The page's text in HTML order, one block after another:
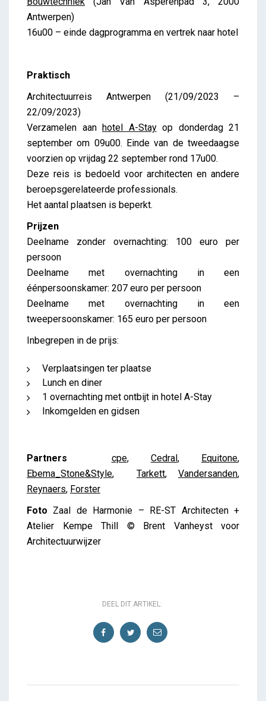
Antwerpen)
16u00 – einde dagprogramma en vertrek naar hotel
Praktisch
Architectuurreis Antwerpen (21/09/2023 –
22/09/2023)
Verzamelen aan hotel A-Stayop donderdag 21
september om 09u00. Einde van de tweedaagse
voorzien op vrijdag 22 september rond 17u00.
Deze reis is bedoeld voor architecten en andere
beroepsgerelateerde professionals.
Het aantal plaatsen is beperkt.
Prijzen
Deelname zonder overnachting: 100 euro per
persoon
Deelname met overnachting in een
éénpersoonskamer: 207 euro per persoon
Deelname met overnachting in een
tweepersoonskamer: 165 euro per persoon
Inbegrepen in de prijs:
Verplaatsingen ter plaatse
Lunch en diner
1 overnachting met ontbijt in hotel A-Stay
Inkomgelden en gidsen
Partners cpe, Cedral, Equitone,
Ebema_Stone&Style, Tarkett, Vandersanden,
Reynaers, Forster
Foto Zaal de Harmonie – RE-ST Architecten +
Atelier Kempe Thill © Brent Vanheyst voor
Architectuurwijzer
DEEL DIT ARTIKEL: